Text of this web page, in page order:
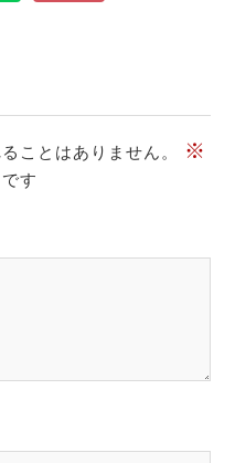
ことはありません。 ※
す